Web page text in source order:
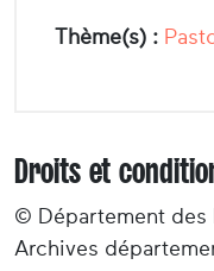
Thème(s) :
Droits et
© Département des
Archives